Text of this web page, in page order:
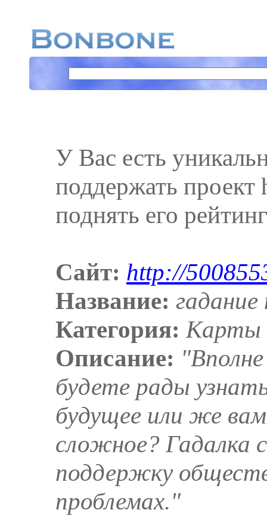
У Вас есть
поддержать
поднять его
Сайт: http://
Название:
Категория: Карты
Описание:
будете рады
будущее или же
сложное? Гадалка
поддержку
проблемах."